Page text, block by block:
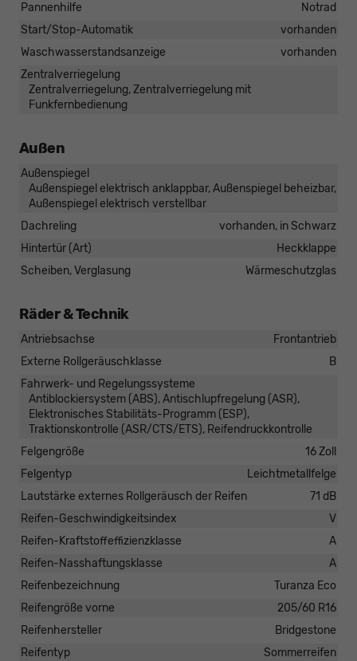
Pannenhilfe
Notrad
Start/Stop-Automatik
vorhanden
Waschwasserstandsanzeige
vorhanden
Zentralverriegelung
Zentralverriegelung, Zentralverriegelung mit
Funkfernbedienung
Außen
Außenspiegel
Außenspiegel elektrisch anklappbar, Außenspiegel beheizbar,
Außenspiegel elektrisch verstellbar
Dachreling
vorhanden, in Schwarz
Hintertür (Art)
Heckklappe
Scheiben, Verglasung
Wärmeschutzglas
Räder & Technik
Antriebsachse
Frontantrieb
Externe Rollgeräuschklasse
B
Fahrwerk- und Regelungssysteme
Antiblockiersystem (ABS), Antischlupfregelung (ASR),
Elektronisches Stabilitäts-Programm (ESP),
Traktionskontrolle (ASR/CTS/ETS), Reifendruckkontrolle
Felgengröße
16 Zoll
Felgentyp
Leichtmetallfelge
Lautstärke externes Rollgeräusch der Reifen
71 dB
Reifen-Geschwindigkeitsindex
V
Reifen-Kraftstoffeffizienzklasse
A
Reifen-Nasshaftungsklasse
A
Reifenbezeichnung
Turanza Eco
Reifengröße vorne
205/60 R16
Reifenhersteller
Bridgestone
Reifentyp
Sommerreifen